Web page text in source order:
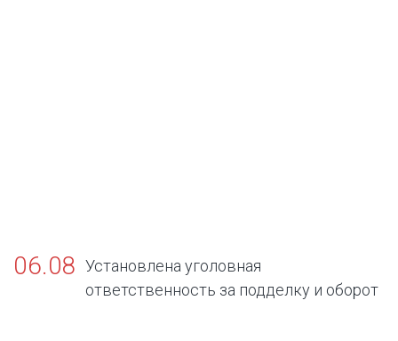
06.08 Установлена уголовная
ответственность за подделку и оборот